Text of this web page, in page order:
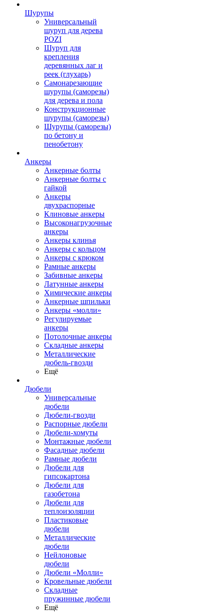
Шурупы
Универсальный
шуруп для дерева
POZI
Шуруп для
крепления
деревянных лаг и
реек (глухарь)
Самонарезающие
шурупы (саморезы)
для дерева и пола
Конструкционные
шурупы (саморезы)
Шурупы (саморезы)
по бетону и
пенобетону
Анкеры
Анкерные болты
Анкерные болты с
гайкой
Анкеры
двухраспорные
Клиновые анкеры
Высоконагрузочные
анкеры
Анкеры клинья
Анкеры с кольцом
Анкеры с крюком
Рамные анкеры
Забивные анкеры
Латунные анкеры
Химические анкеры
Анкерные шпильки
Анкеры «молли»
Регулируемые
анкеры
Потолочные анкеры
Складные анкеры
Металлические
дюбель-гвозди
Ещё
Дюбели
Универсальные
дюбели
Дюбели-гвозди
Распорные дюбели
Дюбели-хомуты
Монтажные дюбели
Фасадные дюбели
Рамные дюбели
Дюбели для
гипсокартона
Дюбели для
газобетона
Дюбели для
теплоизоляции
Пластиковые
дюбели
Металлические
дюбели
Нейлоновые
дюбели
Дюбели «Молли»
Кровельные дюбели
Складные
пружинные дюбели
Ещё